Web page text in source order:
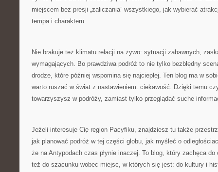
miejscem bez presji „zaliczania” wszystkiego, jak wybierać
tempa i charakteru.
Nie brakuje też klimatu relacji na żywo: sytuacji zabawnych,
wymagających. Bo prawdziwa podróż to nie tylko bezbłędny
drodze, które później wspomina się najcieplej. Ten blog ma w
warto ruszać w świat z nastawieniem: ciekawość. Dzięki temu
towarzyszysz w podróży, zamiast tylko przeglądać suche
Jeżeli interesuje Cię region Pacyfiku, znajdziesz tu także
jak planować podróż w tej części globu, jak myśleć o
że na Antypodach czas płynie inaczej. To blog, który zachęca do
też do szacunku wobec miejsc, w których się jest: do kultury i